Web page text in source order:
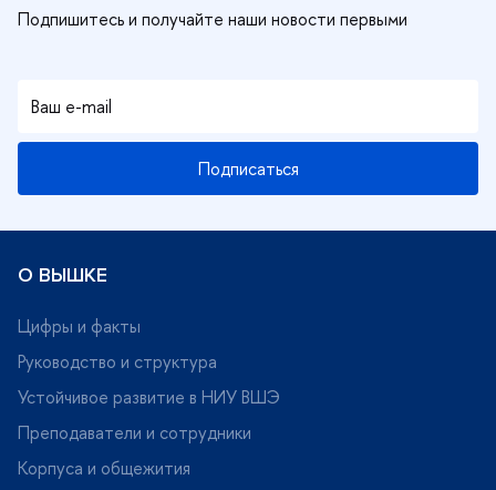
Подписаться
О ВЫШКЕ
Цифры и факты
Руководство и структура
Устойчивое развитие в НИУ ВШЭ
Преподаватели и сотрудники
Корпуса и общежития